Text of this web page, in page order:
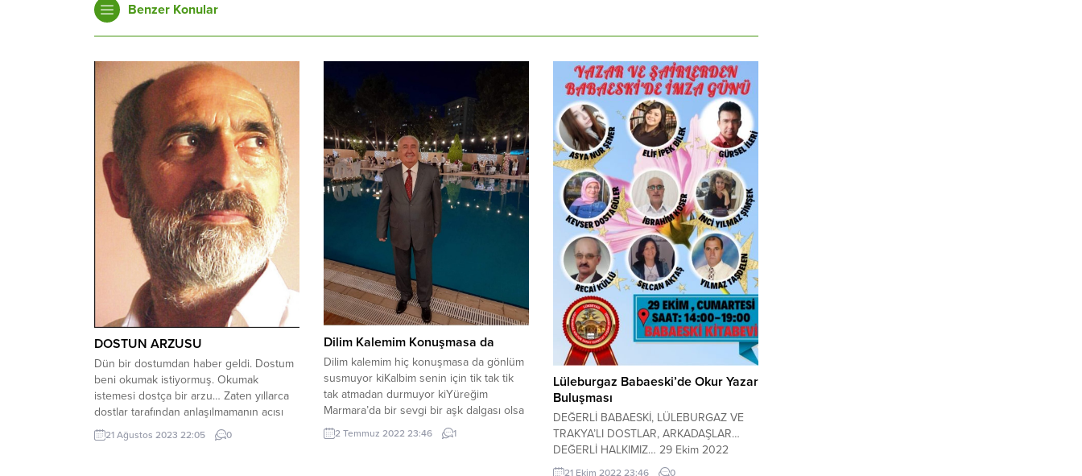
Benzer Konular
DOSTUN ARZUSU
Dün bir dostumdan haber geldi. Dostum
beni okumak istiyormuş. Okumak
istemesi dostça bir arzu… Zaten yıllarca
dostlar tarafından anlaşılmamanın acısı
içindeyim. Anlaşılmanın acısı içinde iken,
bu dostum nasıl beni okuyacak ve nasıl
21 Ağustos 2023 22:05 0
Dilim Kalemim Konuşmasa da
Dilim kalemim hiç konuşmasa da gönlüm
susmuyor kiKalbim senin için tik tak tik
tak atmadan durmuyor kiYüreğim
Marmara’da bir sevgi bir aşk dalgası olsa
daSenden başka birinin gönül kıyılarına
asla vurmuyor kiŞair sevgi dolu duygu
2 Temmuz 2022 23:46 1
Lüleburgaz Babaeski’de Okur Yazar
Buluşması
DEĞERLİ BABAESKİ, LÜLEBURGAZ VE
TRAKYA’LI DOSTLAR, ARKADAŞLAR…
DEĞERLİ HALKIMIZ… 29 Ekim 2022
cumartesi günü derneğimiz Lükseyad’ın
21 Ekim 2022 23:46 0